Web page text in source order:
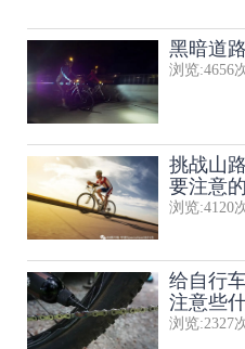
黑暗道
浏览:4656
挑战山
要注意
浏览:4120
给自行
注意些
浏览:2327